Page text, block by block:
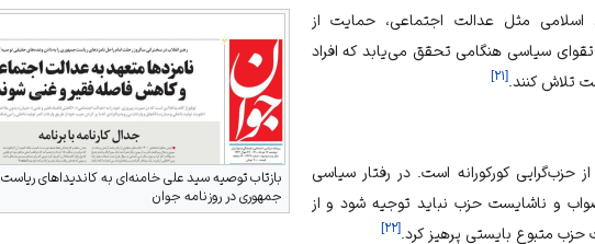
بازتاب توصیه سید علی خامنه‌ای به کاندیداهای ریاست
جمهوری در روزنامه جوان
مثل عدالت اجتماعی، حمایت از
سیاسی هنگامی تحقق می‌یابد که افراد
تلاش کنند. [۲۱]
حزب‌گرایی کورکورانه است. در رفتار سیاسی
و ناشایست حزب نباید توجیه شود و از
متبوع بایستی پرهیز کرد. [۲۲]